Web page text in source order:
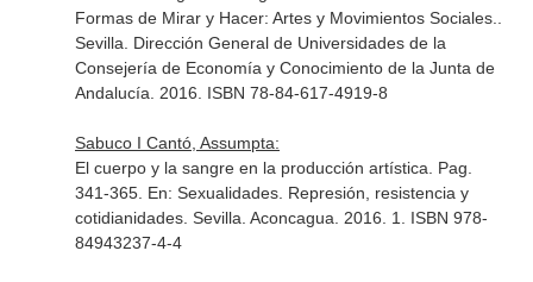
Formas de Mirar y Hacer: Artes y Movimientos Sociales.
Sevilla. Dirección General de Universidades de la
Consejería de Economía y Conocimiento de la Junta de
Andalucía. 2016. ISBN 78-84-617-4919-8
Sabuco I Cantó, Assumpta:
El cuerpo y la sangre en la producción artística. Pag.
341-365. En: Sexualidades. Represión, resistencia y
cotidianidades. Sevilla. Aconcagua. 2016. 1. ISBN 978-
84943237-4-4